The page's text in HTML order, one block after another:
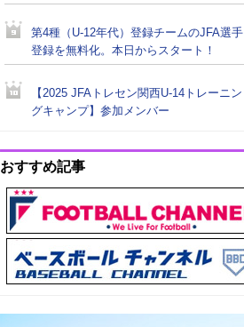
第4種（U-12年代）登録チームのJFA選手
登録を無料化。本日からスタート！
【2025 JFAトレセン関西U-14トレーニン
グキャンプ】参加メンバー
おすすめ記事